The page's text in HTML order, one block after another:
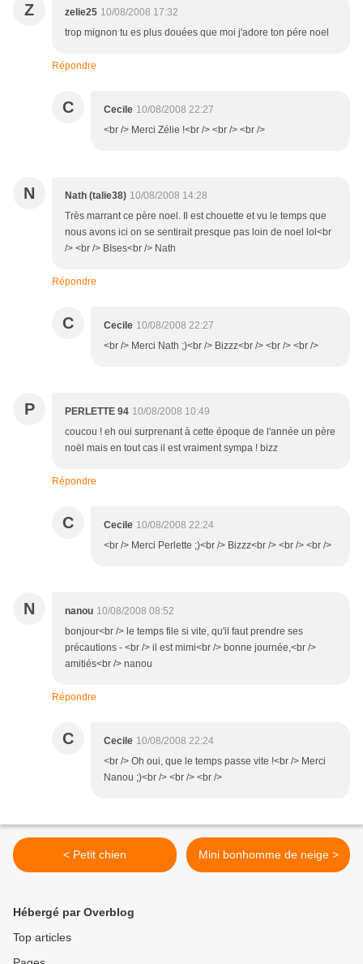
Z zelie25 10/08/2008 17:32
trop mignon tu es plus douées que moi j'adore ton pére noel
Répondre
C Cecile 10/08/2008 22:27
<br /> Merci Zélie !<br /> <br /> <br />
N Nath (talie38) 10/08/2008 14:28
Très marrant ce père noel. Il est chouette et vu le temps que
nous avons ici on se sentirait presque pas loin de noel lol<br
/> <br /> BIses<br /> Nath
Répondre
C Cecile 10/08/2008 22:27
<br /> Merci Nath ;)<br /> Bizzz<br /> <br /> <br />
P PERLETTE 94 10/08/2008 10:49
coucou ! eh oui surprenant à cette époque de l'année un père
noël mais en tout cas il est vraiment sympa ! bizz
Répondre
C Cecile 10/08/2008 22:24
<br /> Merci Perlette ;)<br /> Bizzz<br /> <br /> <br />
N nanou 10/08/2008 08:52
bonjour<br /> le temps file si vite, qu'il faut prendre ses
précautions - <br /> il est mimi<br /> bonne journée,<br />
amitiés<br /> nanou
Répondre
C Cecile 10/08/2008 22:24
<br /> Oh oui, que le temps passe vite !<br /> Merci
Nanou ;)<br /> <br /> <br />
< Petit chien Mini bonhomme de neige >
Hébergé par Overblog
Top articles